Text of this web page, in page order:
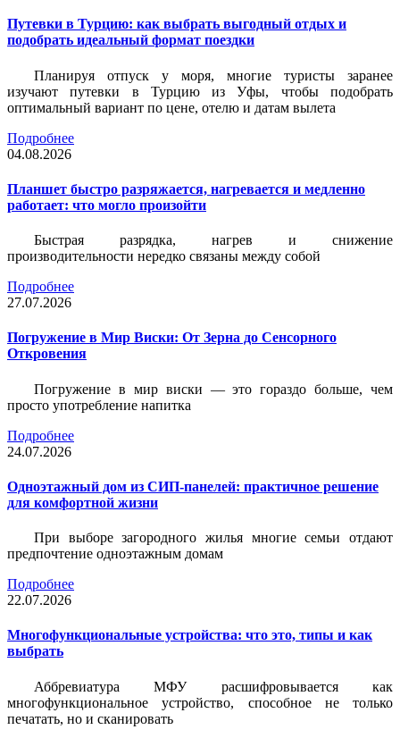
Путевки в Турцию: как выбрать выгодный отдых и
подобрать идеальный формат поездки
Планируя отпуск у моря, многие туристы заранее
изучают путевки в Турцию из Уфы, чтобы подобрать
оптимальный вариант по цене, отелю и датам вылета
Подробнее
04.08.2026
Планшет быстро разряжается, нагревается и медленно
работает: что могло произойти
Быстрая разрядка, нагрев и снижение
производительности нередко связаны между собой
Подробнее
27.07.2026
Погружение в Мир Виски: От Зерна до Сенсорного
Откровения
Погружение в мир виски — это гораздо больше, чем
просто употребление напитка
Подробнее
24.07.2026
Одноэтажный дом из СИП-панелей: практичное решение
для комфортной жизни
При выборе загородного жилья многие семьи отдают
предпочтение одноэтажным домам
Подробнее
22.07.2026
Многофункциональные устройства: что это, типы и как
выбрать
Аббревиатура МФУ расшифровывается как
многофункциональное устройство, способное не только
печатать, но и сканировать